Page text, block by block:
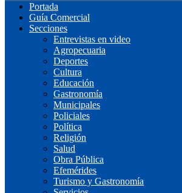
Portada
Guía Comercial
Secciones
Entrevistas en video
Agropecuaria
Deportes
Cultura
Educación
Gastronomía
Municipales
Policiales
Política
Religión
Salud
Obra Pública
Efemérides
Turismo y Gastronomía